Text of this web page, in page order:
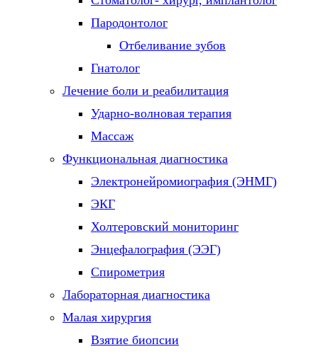
Пародонтолог
Отбеливание зубов
Гнатолог
Лечение боли и реабилитация
Ударно-волновая терапия
Массаж
Функциональная диагностика
Электронейромиография (ЭНМГ)
ЭКГ
Холтеровский мониторинг
Энцефалография (ЭЭГ)
Спирометрия
Лабораторная диагностика
Малая хирургия
Взятие биопсии